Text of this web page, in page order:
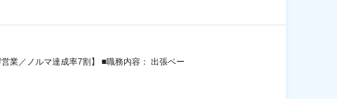
業／ノルマ達成率7割】 ■職務内容： 出張ベー